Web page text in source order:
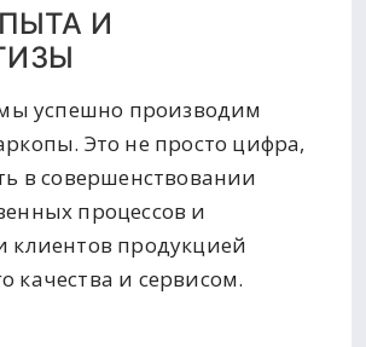
И
успешно производим
Это не просто цифра,
в совершенствовании
процессов и
клиентов продукцией
качества и сервисом.